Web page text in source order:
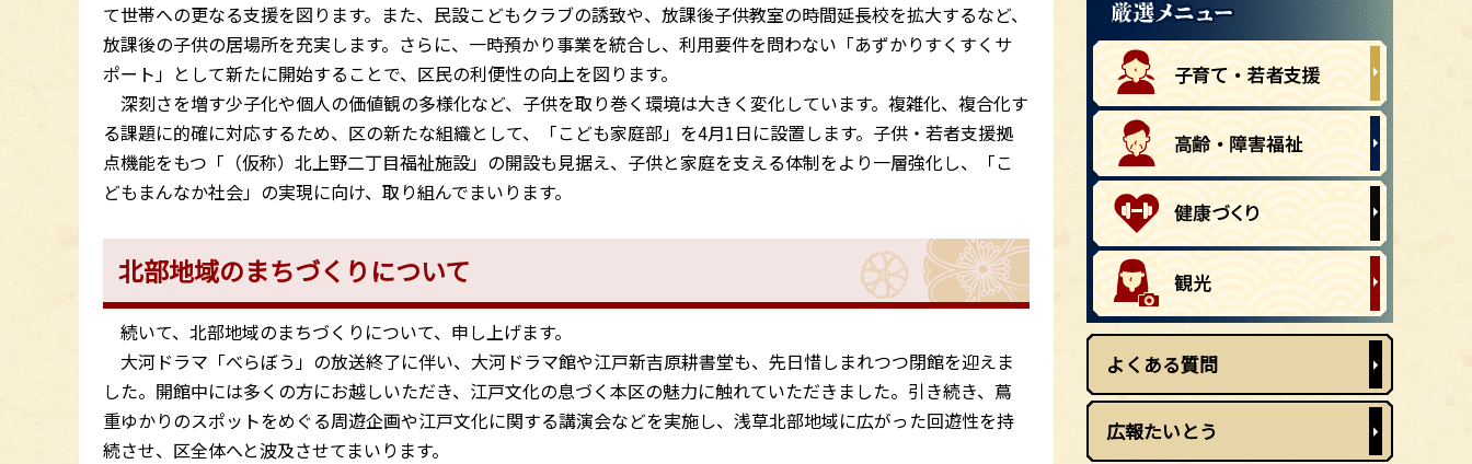
て世帯への更なる支援を図ります。また、民設こどもクラブの誘致や、放課後子供教室の時間延長校を拡大するなど、
放課後の子供の居場所を充実します。さらに、一時預かり事業を統合し、利用要件を問わない「あずかりすくすくサ
ポート」として新たに開始することで、区民の利便性の向上を図ります。
深刻さを増す少子化や個人の価値観の多様化など、子供を取り巻く環境は大きく変化しています。複雑化、複合化す
る課題に的確に対応するため、区の新たな組織として、「こども家庭部」を4月1日に設置します。子供・若者支援拠
点機能をもつ「（仮称）北上野二丁目福祉施設」の開設も見据え、子供と家庭を支える体制をより一層強化し、「こ
どもまんなか社会」の実現に向け、取り組んでまいります。
北部地域のまちづくりについて
続いて、北部地域のまちづくりについて、申し上げます。
大河ドラマ「べらぼう」の放送終了に伴い、大河ドラマ館や江戸新吉原耕書堂も、先日惜しまれつつ閉館を迎えま
した。開館中には多くの方にお越しいただき、江戸文化の息づく本区の魅力に触れていただきました。引き続き、蔦
重ゆかりのスポットをめぐる周遊企画や江戸文化に関する講演会などを実施し、浅草北部地域に広がった回遊性を持
続させ、区全体へと波及させてまいります。
よくある質問
広報たいとう